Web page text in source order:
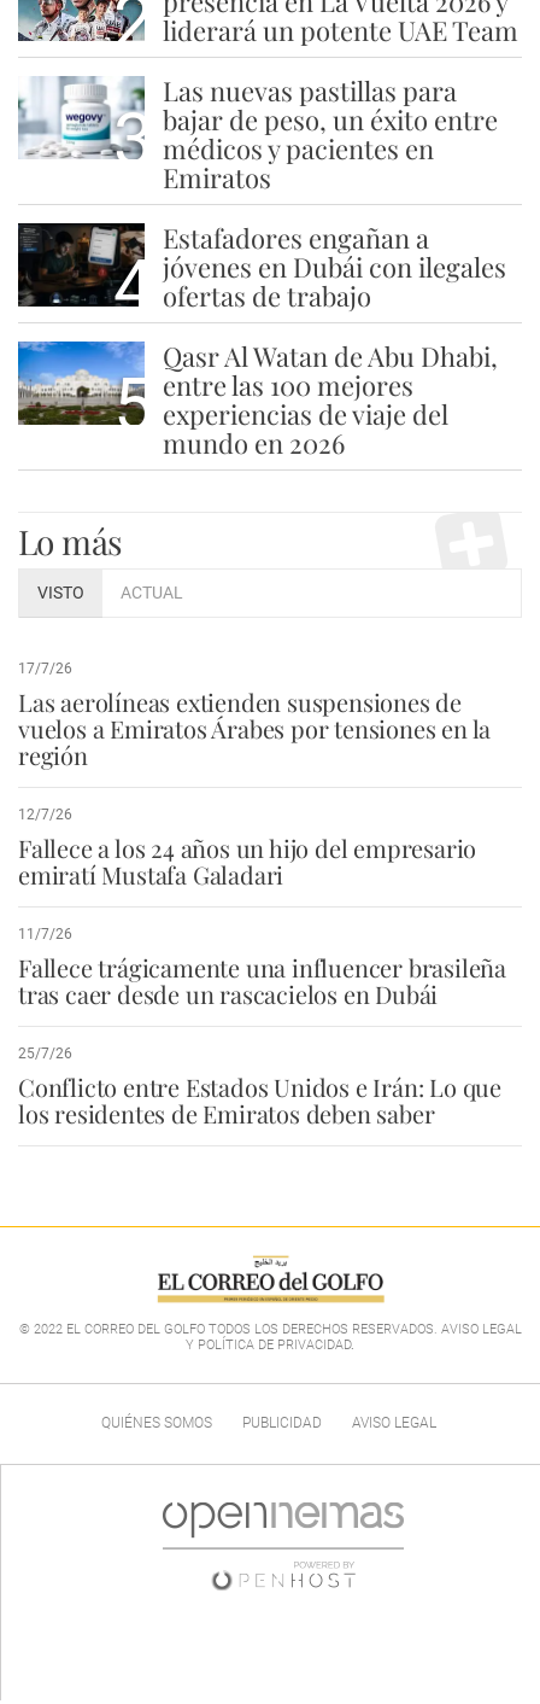
2 liderará un potente UAE Team
3
Las nuevas pastillas para
bajar de peso, un éxito entre
médicos y pacientes en
Emiratos
4
Estafadores engañan a
jóvenes en Dubái con ilegales
ofertas de trabajo
5
Qasr Al Watan de Abu Dhabi,
entre las 100 mejores
experiencias de viaje del
mundo en 2026
Lo más
VISTO ACTUAL
17/7/26
Las aerolíneas extienden suspensiones de
vuelos a Emiratos Árabes por tensiones en la
región
12/7/26
Fallece a los 24 años un hijo del empresario
emiratí Mustafa Galadari
11/7/26
Fallece trágicamente una influencer brasileña
tras caer desde un rascacielos en Dubái
25/7/26
Conflicto entre Estados Unidos e Irán: Lo que
los residentes de Emiratos deben saber
© 2022 EL CORREO DEL GOLFO TODOS LOS DERECHOS RESERVADOS. AVISO LEGAL
Y POLÍTICA DE PRIVACIDAD.
QUIÉNES SOMOS PUBLICIDAD AVISO LEGAL